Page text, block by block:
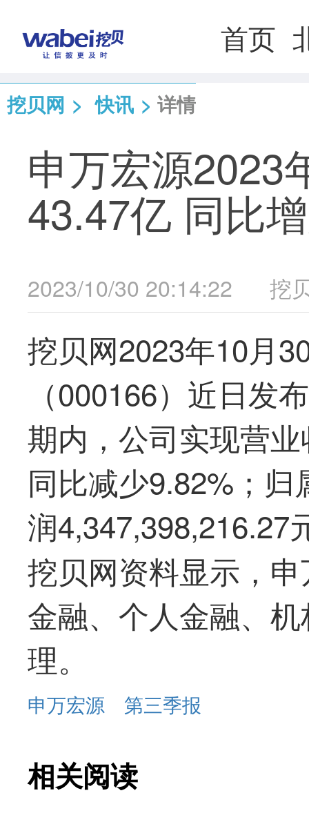
首页
挖贝网 > 快讯 > 详情
申万宏源2023
43.47亿 同比
2023/10/30 20:14:22 挖
挖贝网2023年10月
（000166）近日发
期内，公司实现营
同比减少9.82%；
润4,347,398,216.27
挖贝网资料显示，
金融、个人金融、
理。
申万宏源 第三季报
相关阅读